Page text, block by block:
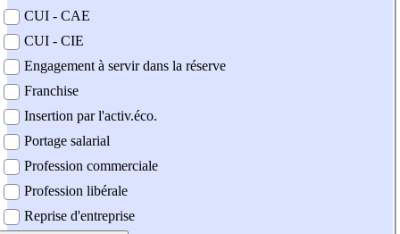
CUI - CAE
CUI - CIE
Engagement à servir dans la réserve
Franchise
Insertion par l'activ.éco.
Portage salarial
Profession commerciale
Profession libérale
Reprise d'entreprise